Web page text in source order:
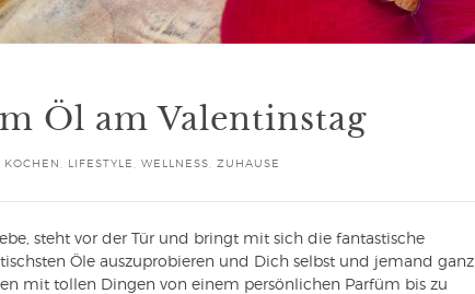
Öl am Valentinstag
KOCHEN LIFESTYLE WELLNESS ZUHAUSE
steht vor der Tür und bringt mit sich die fantastische
Öle auszuprobieren und Dich selbst und jemand ganz
mit tollen Dingen von einem persönlichen Parfüm bis zu